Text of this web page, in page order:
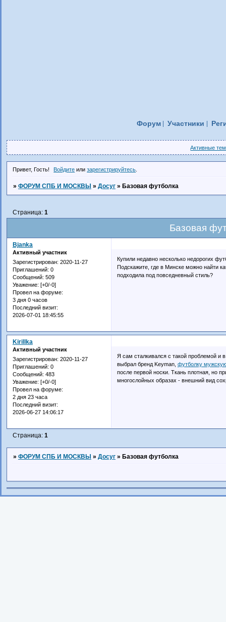
Форум Участники
Активные
Привет, Гость! Войдите илизарегистрируйтесь
» ФОРУМ СПБ И МОСКВЫ » Досуг » Базовая футболка
Базовая
Страница: 1
Bjanka
Активный участник
Зарегистрирован: 2020-11-27
Приглашений: 0
Сообщений: 509
Уважение: [+0/-0]
Провел на форуме:
3 дня 0 часов
Последний визит:
2026-07-01 18:45:55
Купили недавно несколько недорогих
Подскажите, где в Минске можно найти
подходила под повседневный стиль?
Kirillka
Активный участник
Зарегистрирован: 2020-11-27
Приглашений: 0
Сообщений: 483
Уважение: [+0/-0]
Провел на форуме:
2 дня 23 часа
Последний визит:
2026-06-27 14:06:17
Я сам сталкивался с такой проблемой и
выбрал бренд Keyman, футболку
после первой носки. Ткань плотная, но
многослойных образах - внешний вид
Страница: 1
» ФОРУМ СПБ И МОСКВЫ » Досуг » Базовая футболка